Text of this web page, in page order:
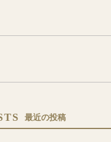
最近の投稿